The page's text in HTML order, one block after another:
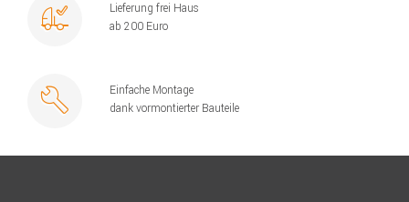
Lieferung frei Haus
ab 200 Euro
Einfache Montage
dank vormontierter Bauteile